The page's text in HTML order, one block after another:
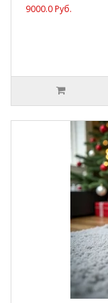
9000.0 Руб.